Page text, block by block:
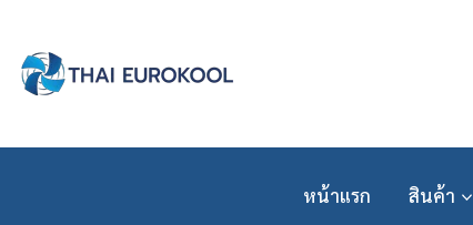
content
หน้าแรก สินค้า